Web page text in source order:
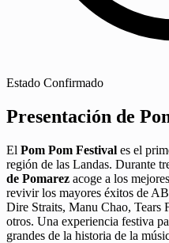
Estado Confirmado
Presentación de
El Pom Pom Festival es el
región de las Landas. Durante
de Pomarez acoge a los
revivir los mayores éxitos de
Dire Straits, Manu Chao, Tears
otros. Una experiencia festiva
grandes de la historia de la